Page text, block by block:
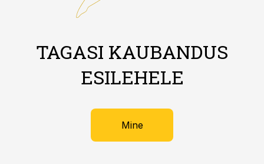
TAGASI KAUBANDUS
ESILEHELE
Mine